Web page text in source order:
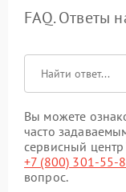
FAQ. Ответы
Вы можете
часто
сервисный центр
+7 (800) 301-55-
вопрос.